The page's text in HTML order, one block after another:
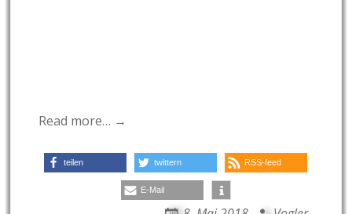
Read more… →
teilen twittern RSS-feed
E-Mail